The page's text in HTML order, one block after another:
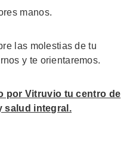
manos.
las molestias de tu
y te orientaremos.
por Vitruvio tu centro de
salud integral.